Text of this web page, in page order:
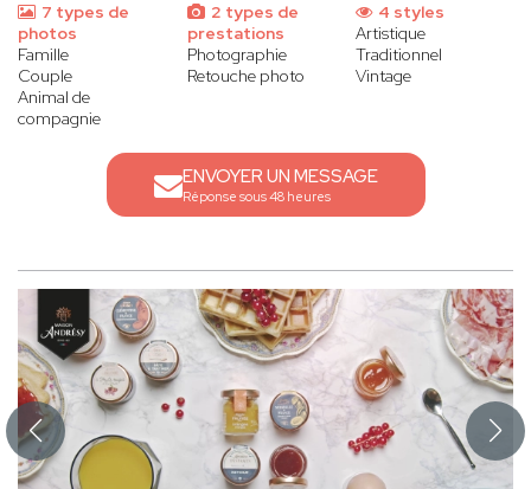
7 types de
photos
Famille
Couple
Animal de
compagnie
2 types de
prestations
Photographie
Retouche photo
4 styles
Artistique
Traditionnel
Vintage
ENVOYER UN MESSAGE
Réponse sous 48 heures